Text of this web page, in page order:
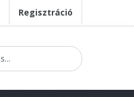
Regisztráció